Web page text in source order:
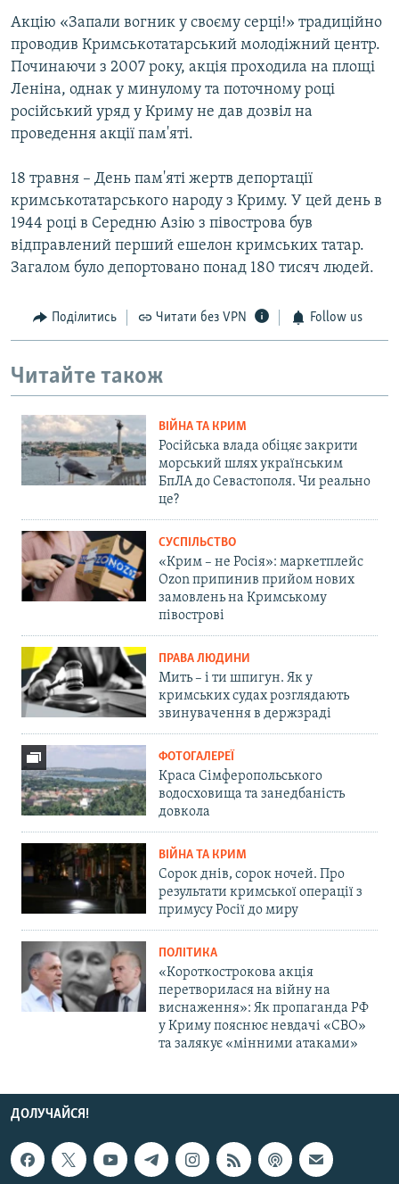
Акцію «Запали вогник у своєму серці!» традиційно
проводив Кримськотатарський молодіжний центр.
Починаючи з 2007 року, акція проходила на площі
Леніна, однак у минулому та поточному році
російський уряд у Криму не дав дозвіл на
проведення акції пам'яті.
18 травня – День пам'яті жертв депортації
кримськотатарського народу з Криму. У цей день в
1944 році в Середню Азію з півострова був
відправлений перший ешелон кримських татар.
Загалом було депортовано понад 180 тисяч людей.
Поділитись Читати без VPN Follow us
Читайте також
ВІЙНА ТА КРИМ
Російська влада обіцяє закрити
морський шлях українським
БпЛА до Севастополя. Чи реально
це?
СУСПІЛЬСТВО
«Крим – не Росія»: маркетплейс
Ozon припинив прийом нових
замовлень на Кримському
півострові
ПРАВА ЛЮДИНИ
Мить – і ти шпигун. Як у
кримських судах розглядають
звинувачення в держзраді
ФОТОГАЛЕРЕЇ
Краса Сімферопольського
водосховища та занедбаність
довкола
ВІЙНА ТА КРИМ
Сорок днів, сорок ночей. Про
результати кримської операції з
примусу Росії до миру
ПОЛІТИКА
«Короткострокова акція
перетворилася на війну на
виснаження»: Як пропаганда РФ
у Криму пояснює невдачі «СВО»
та залякує «мінними атаками»
ДОЛУЧАЙСЯ!